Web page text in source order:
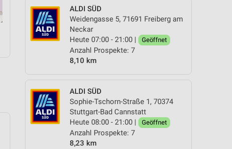
ALDI SÜD
Weidengasse 5, 71691 Freiberg am
Neckar
Heute 07:00 - 21:00 |
Geöffnet
Anzahl Prospekte: 7
8,10 km
ALDI SÜD
Sophie-Tschorn-Straße 1, 70374
Stuttgart-Bad Cannstatt
Heute 08:00 - 21:00 |
Geöffnet
Anzahl Prospekte: 7
8,23 km